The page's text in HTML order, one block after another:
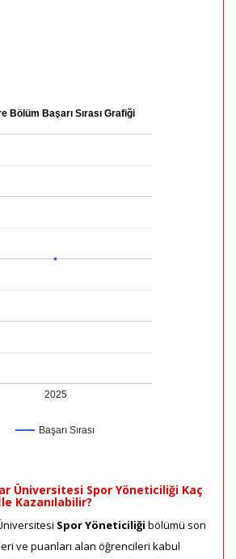
Bölüm Başarı Sırası Grafiği
Başarı Sırası
2025
Üniversitesi Spor Yöneticiliği Kaç
Kazanılabilir?
Spor Yöneticiliği bölümü son
ve puanları alan öğrencileri kabul